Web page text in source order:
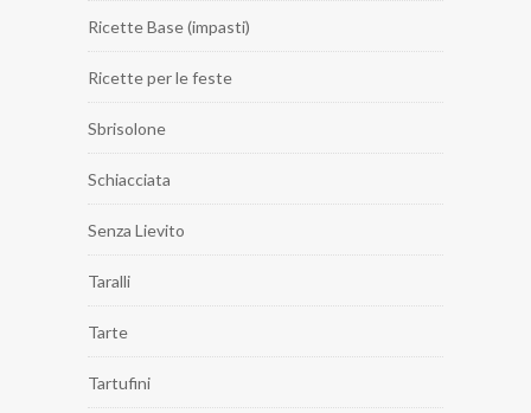
Ricette Base (impasti)
Ricette per le feste
Sbrisolone
Schiacciata
Senza Lievito
Taralli
Tarte
Tartufini